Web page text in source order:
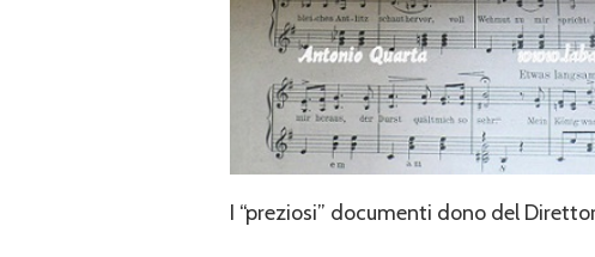
I “preziosi” documenti dono del